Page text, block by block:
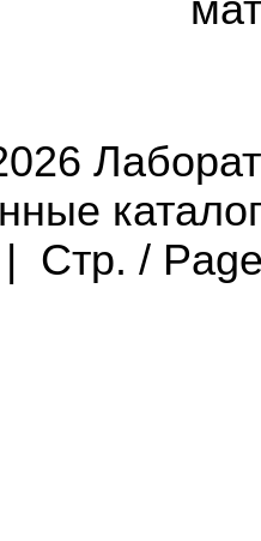
| Стр. /